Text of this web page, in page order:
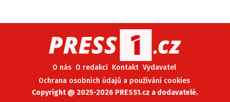
O nás O redakci Kontakt Vydavatel
Ochrana osobních údajů a používání cookies
Copyright @ 2025-2026 PRESS1.cz a dodavatelé.